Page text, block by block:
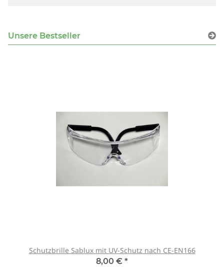
Unsere Bestseller
Schutzbrille Sablux mit UV-Schutz nach CE-EN166
8,00 € *